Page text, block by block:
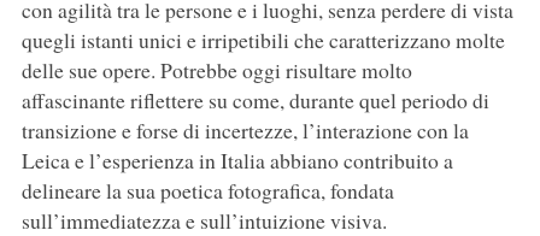
con agilità tra le persone e i luoghi, senza perdere di vista
quegli istanti unici e irripetibili che caratterizzano molte
delle sue opere. Potrebbe oggi risultare molto
affascinante riflettere su come, durante quel periodo di
transizione e forse di incertezze, l’interazione con la
Leica e l’esperienza in Italia abbiano contribuito a
delineare la sua poetica fotografica, fondata
sull’immediatezza e sull’intuizione visiva.